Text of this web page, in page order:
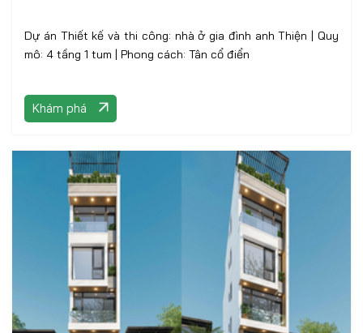
Dự án Thiết kế và thi công: nhà ở gia đình anh Thiện | Quy
mô: 4 tầng 1 tum | Phong cách: Tân cổ điển
Khám phá